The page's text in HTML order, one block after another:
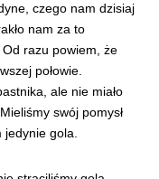
czego nam dzisiaj
nam za to
razu powiem, że
połowie.
ale nie miało
swój pomysł
jedynie gola.